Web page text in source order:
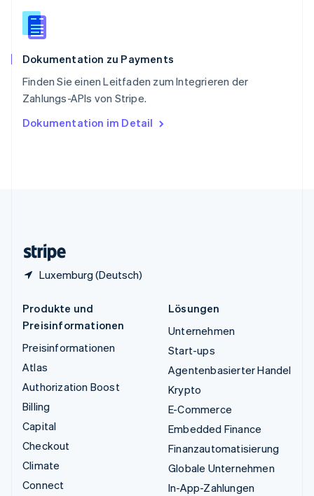
Dokumentation zu Payments
Finden Sie einen Leitfaden zum Integrieren der
Zahlungs-APIs von Stripe.
Dokumentation im Detail
Luxemburg (Deutsch)
English
Spanien
Thailand
Tschechische Republik
English
English
Produkte und
Preisinformationen
Preisinformationen
Atlas
Authorization Boost
Billing
Capital
Checkout
Climate
Connect
Lösungen
Unternehmen
Start-ups
Agentenbasierter Handel
Krypto
E-Commerce
Embedded Finance
Finanzautomatisierung
Globale Unternehmen
In-App-Zahlungen